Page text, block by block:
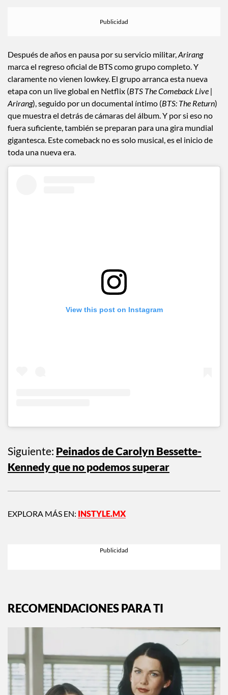
Después de años en pausa por su servicio militar,Arirang
marca el regreso oficial de BTS como grupo completo. Y
claramente no vienen lowkey. El grupo arranca esta nueva
etapa con un live global en Netflix (BTS The Comeback Live |
Arirang), seguido por un documental íntimo (BTS: The Return)
que muestra el detrás de cámaras del álbum. Y por si eso no
fuera suficiente, también se preparan para una gira mundial
gigantesca. Este comeback no es solo musical, es el inicio de
toda una nueva era.
View this post on Instagram
Siguiente: Peinados de Carolyn Bessette-
Kennedy que no podemos superar
EXPLORA MÁS EN: INSTYLE.MX
RECOMENDACIONES PARA TI